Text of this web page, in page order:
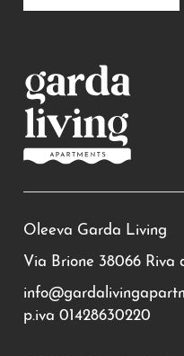
Oleeva Garda Living
Via Brione 38066 Riva
p.iva 01428630220